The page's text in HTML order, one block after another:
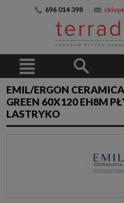
696 014 398
EMIL/ERGON
GREEN 60X120 EH8M
LASTRYKO